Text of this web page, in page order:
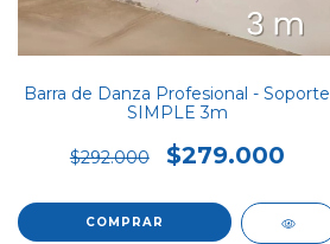
Barra de Danza Profesional - Soporte
SIMPLE 3m
$292.000 $279.000
COMPRAR